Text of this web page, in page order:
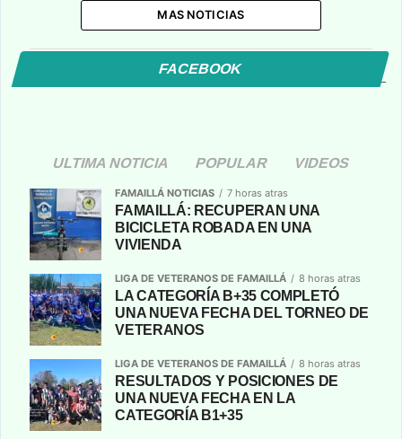
MAS NOTICIAS
FACEBOOK
ULTIMA NOTICIA POPULAR VIDEOS
FAMAILLÁ NOTICIAS 7 horas atras
FAMAILLÁ: RECUPERAN UNA
BICICLETA ROBADA EN UNA
VIVIENDA
LIGA DE VETERANOS DE FAMAILLÁ 8 horas atras
LA CATEGORÍA B+35 COMPLETÓ
UNA NUEVA FECHA DEL TORNEO DE
VETERANOS
LIGA DE VETERANOS DE FAMAILLÁ 8 horas atras
RESULTADOS Y POSICIONES DE
UNA NUEVA FECHA EN LA
CATEGORÍA B1+35